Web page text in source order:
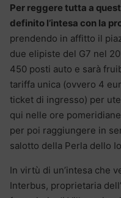
Per reggere tutta a
definito l’intesa con la
prendendo in affitto il
due elipiste del G7 nel
450 posti auto e sarà
tariffa unica (ovvero 4
ticket di ingresso) per
qui nelle ore
per poi raggiungere in
salotto della Perla dello
In virtù di un’intesa che
Interbus, proprietaria